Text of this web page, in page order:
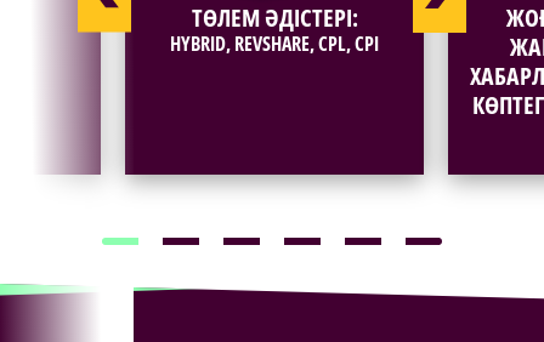
ТӨЛЕМ ӘДІСТЕРІ:
HYBRID, REVSHARE, CPL, CPI